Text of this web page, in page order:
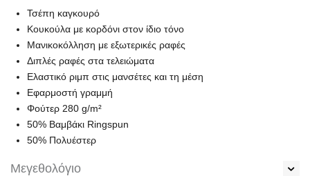
Τσέπη καγκουρό
Κουκούλα με κορδόνι στον ίδιο τόνο
Μανικοκόλληση με εξωτερικές ραφές
Διπλές ραφές στα τελειώματα
Ελαστικό ριμπ στις μανσέτες και τη μέση
Εφαρμοστή γραμμή
Φούτερ 280 g/m²
50% Bαμβάκι Ringspun
50% Πολυέστερ
Μεγεθολόγιο